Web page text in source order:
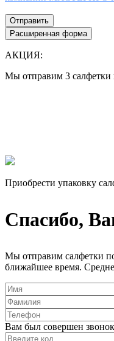
Отправить
Расширенная форма
АКЦИЯ:
Мы отправим 3 салфетки
Приобрести упаковку
Спасибо,
Мы отправим салфетки
ближайшее время.
Вам был совершен